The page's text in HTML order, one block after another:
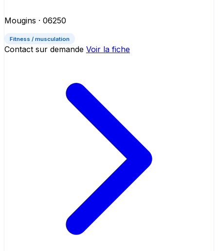
Mougins · 06250
Fitness / musculation
Contact sur demande Voir la fiche